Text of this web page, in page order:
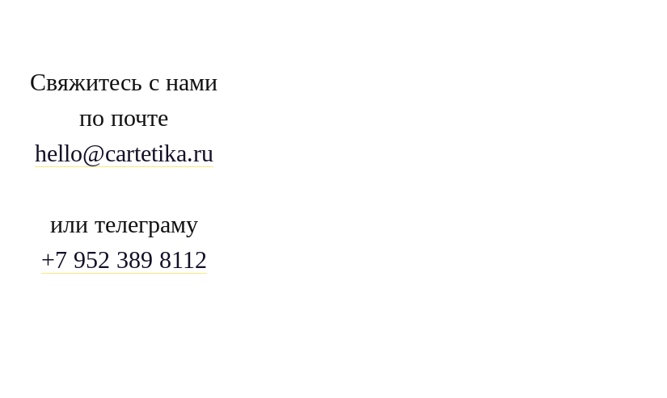
Свяжитесь с нами
по почте
hello@cartetika.ru
или телеграму
+7 952 389 8112